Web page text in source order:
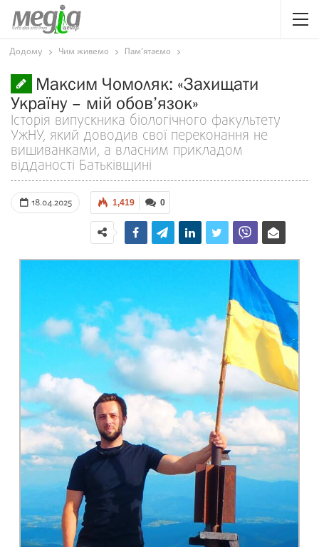
Додому Чим живемо Пам’ятаємо
Максим Чомоляк: «Захищати
Україну – мій обов’язок»
Історія випускника біологічного факультету
УжНУ, який доводив свої переконання не
вишиванками, а власним прикладом
відданості Батьківщині
18.04.2025 0
1,419